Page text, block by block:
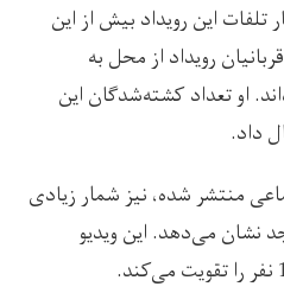
این رویداد بیش از این
رویداد از محل به
او تعداد کشته‌شدگان این
منتشر شده، نیز شمار زیادی
نشان می‌دهد. این ویدیو